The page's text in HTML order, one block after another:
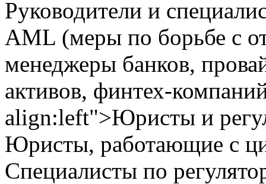
Руководители и
AML (меры по борьбе с
менеджеры банков,
активов, финтех-
align:left">Юристы и
Юристы, работающие с
Специалисты по